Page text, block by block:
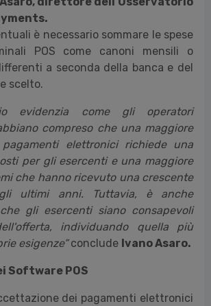
è necessario sommare le spese
POS come canoni mensili o
a seconda della banca e del
scelto.
evidenzia come gli operatori
compreso che una maggiore
elettronici richiede una
per gli esercenti e una maggiore
che hanno ricevuto una crescente
ultimi anni. Tuttavia, è anche
gli esercenti siano consapevoli
individuando quella più
esigenze”conclude Ivano Asaro.
Software POS
dei pagamenti elettronici